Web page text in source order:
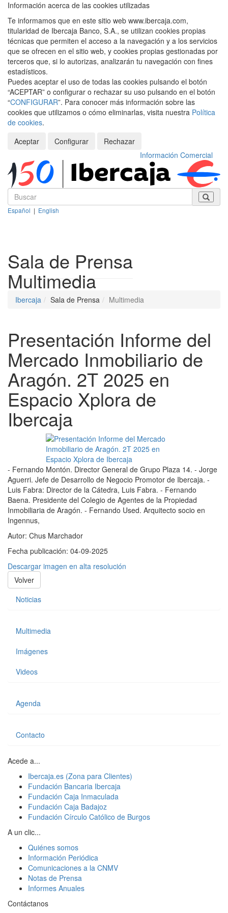
Información acerca de las cookies utilizadas
Te informamos que en este sitio web www.ibercaja.com,
titularidad de Ibercaja Banco, S.A., se utilizan cookies propias
técnicas que permiten el acceso a la navegación y a los servicios
que se ofrecen en el sitio web, y cookies propias gestionadas por
terceros que, si lo autorizas, analizarán tu navegación con fines
estadísticos.
Puedes aceptar el uso de todas las cookies pulsando el botón
“ACEPTAR” o configurar o rechazar su uso pulsando en el botón
“CONFIGURAR”. Para conocer más información sobre las
cookies que utilizamos o cómo eliminarlas, visita nuestra Política
de cookies.
Aceptar
Configurar
Rechazar
Información Comercial
Español | English
Sala de Prensa
Multimedia
Ibercaja Sala de Prensa Multimedia
Presentación Informe del
Mercado Inmobiliario de
Aragón. 2T 2025 en
Espacio Xplora de
Ibercaja
- Fernando Montón. Director General de Grupo Plaza 14. - Jorge
Aguerri. Jefe de Desarrollo de Negocio Promotor de Ibercaja. -
Luis Fabra: Director de la Cátedra, Luis Fabra. - Fernando
Baena. Presidente del Colegio de Agentes de la Propiedad
Inmobiliaria de Aragón. - Fernando Used. Arquitecto socio en
Ingennus,
Autor: Chus Marchador
Fecha publicación: 04-09-2025
Descargar imagen en alta resolución
Volver
Noticias
Multimedia
Imágenes
Videos
Agenda
Contacto
Acede a...
Ibercaja.es (Zona para Clientes)
Fundación Bancaria Ibercaja
Fundación Caja Inmaculada
Fundación Caja Badajoz
Fundación Círculo Católico de Burgos
A un clic...
Quiénes somos
Información Periódica
Comunicaciones a la CNMV
Notas de Prensa
Informes Anuales
Contáctanos